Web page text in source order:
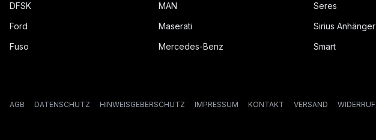
DFSK
Ford
Fuso
MAN
Maserati
Mercedes-Benz
Seres
Sirius Anhänger
Smart
AGB DATENSCHUTZ HINWEISGEBERSCHUTZ IMPRESSUM KONTAKT VERSAND WIDERRUF